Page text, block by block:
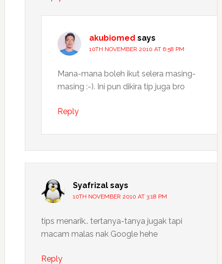
akubiomed says
10TH NOVEMBER 2010 AT 6:58 PM
Mana-mana boleh ikut selera masing-
masing :-). Ini pun dikira tip juga bro
Reply
Syafrizal says
10TH NOVEMBER 2010 AT 3:18 PM
tips menarik.. tertanya-tanya jugak tapi
macam malas nak Google hehe
Reply